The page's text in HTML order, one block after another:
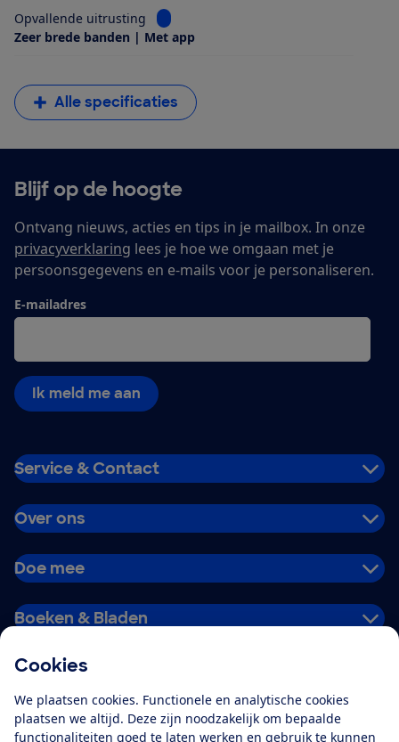
Cookies
We plaatsen cookies. Functionele en analytische cookies
plaatsen we altijd. Deze zijn noodzakelijk om bepaalde
functionaliteiten goed te laten werken en gebruik te kunnen
Opvallende uitrusting
Bekijk informatie voor Opvallende
Zeer brede banden | Met app
Alle specificaties
Blijf op de hoogte
Ontvang nieuws, acties en tips in je mailbox. In onze
privacyverklaring lees je hoe we omgaan met je
persoonsgegevens en e-mails voor je personaliseren.
E-mailadres
Ik meld me aan
Service & Contact
Over ons
Doe mee
Boeken & Bladen